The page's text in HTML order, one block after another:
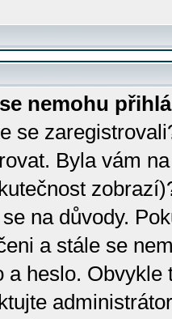
nemohu
se
Byla vám
na důvody.
a stále se
a heslo. Obvykle